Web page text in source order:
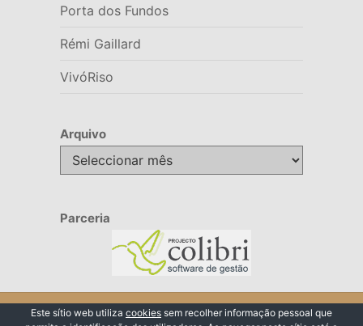
Porta dos Fundos
Rémi Gaillard
VivóRiso
Arquivo
Arquivo
Parceria
© 2026 VivóRiso
Este sítio web utiliza cookies sem recolher informação pessoal que